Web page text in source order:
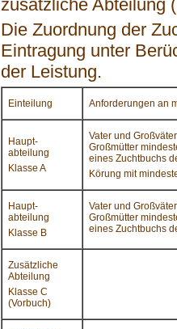
zusätzliche Abteilung
Die Zuordnung der
Eintragung unter
der Leistung.
Einteilung Anforderungen an
Haupt-
abteilung
Klasse A
Vater und
Großmütter
eines Zuchtbuchs
Körung mit
Haupt-
abteilung
Klasse B
Vater und
Großmütter
eines Zuchtbuchs
Zusätzliche
Abteilung
Klasse C
(Vorbuch)